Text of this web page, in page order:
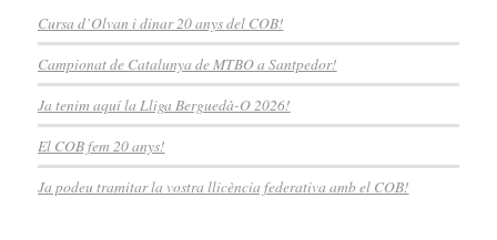
Cursa d’Olvan i dinar 20 anys del COB!
Campionat de Catalunya de MTBO a Santpedor!
Ja tenim aquí la Lliga Berguedà-O 2026!
El COB fem 20 anys!
Ja podeu tramitar la vostra llicència federativa amb el COB!